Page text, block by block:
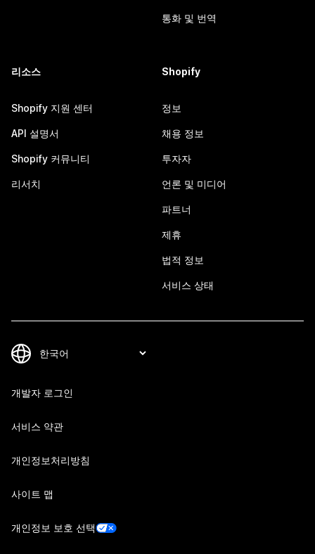
통화 및 번역
리소스
Shopify 지원 센터
API 설명서
Shopify 커뮤니티
리서치
Shopify
정보
채용 정보
투자자
언론 및 미디어
파트너
제휴
법적 정보
서비스 상태
개발자 로그인
서비스 약관
개인정보처리방침
사이트 맵
개인정보 보호 선택